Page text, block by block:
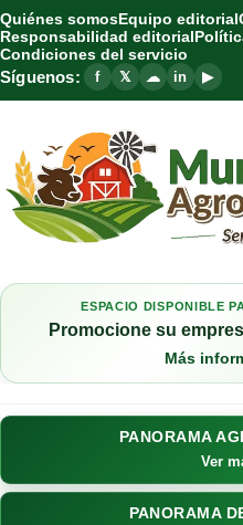
Quiénes somosEquipo editorial
Responsabilidad editorial
Condiciones del servicio
Síguenos: f 𝕏 ☁ in ▶
ESPACIO DISPONIBLE
Promocione su
Más
PANORAMA
Ver
PANORAMA